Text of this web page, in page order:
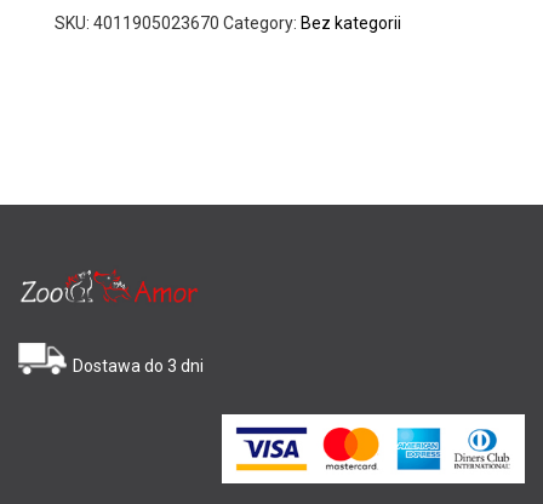
SKU: 4011905023670 Category: Bez kategorii
Dostawa do 3 dni